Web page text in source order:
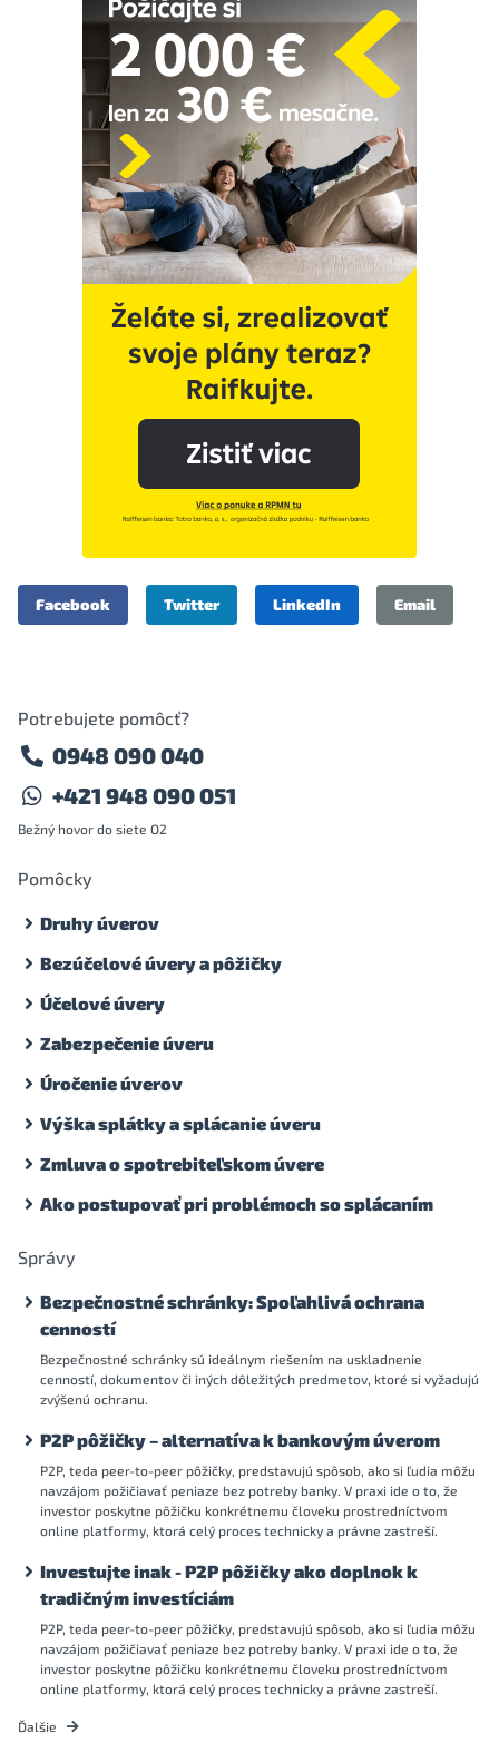
Facebook Twitter LinkedIn Email
Potrebujete pomôcť?
0948 090 040
+421 948 090 051
Bežný hovor do siete O2
Pomôcky
Druhy úverov
Bezúčelové úvery a pôžičky
Účelové úvery
Zabezpečenie úveru
Úročenie úverov
Výška splátky a splácanie úveru
Zmluva o spotrebiteľskom úvere
Ako postupovať pri problémoch so splácaním
Správy
Bezpečnostné schránky: Spoľahlivá ochrana
cenností
Bezpečnostné schránky sú ideálnym riešením na uskladnenie
cenností, dokumentov či iných dôležitých predmetov, ktoré si vyžadujú
zvýšenú ochranu.
P2P pôžičky – alternatíva k bankovým úverom
P2P, teda peer-to-peer pôžičky, predstavujú spôsob, ako si ľudia môžu
navzájom požičiavať peniaze bez potreby banky. V praxi ide o to, že
investor poskytne pôžičku konkrétnemu človeku prostredníctvom
online platformy, ktorá celý proces technicky a právne zastreší.
Investujte inak - P2P pôžičky ako doplnok k
tradičným investíciám
P2P, teda peer-to-peer pôžičky, predstavujú spôsob, ako si ľudia môžu
navzájom požičiavať peniaze bez potreby banky. V praxi ide o to, že
investor poskytne pôžičku konkrétnemu človeku prostredníctvom
online platformy, ktorá celý proces technicky a právne zastreší.
Ďalšie